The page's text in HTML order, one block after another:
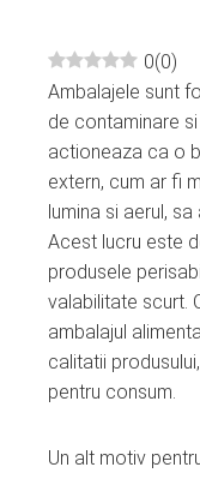
0(0)
Ambalajele sunt
de contaminare
actioneaza ca o
extern, cum ar fi
lumina si aerul,
Acest lucru este
produsele
valabilitate scurt.
ambalajul
calitatii
pentru consum.
Un alt motiv